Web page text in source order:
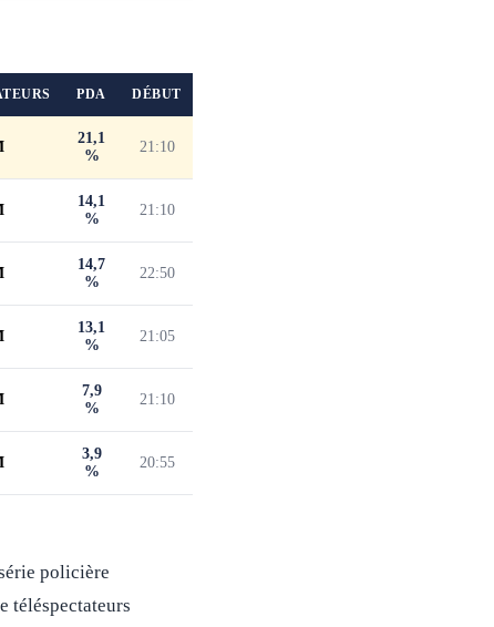
PDA DÉBUT
21,1
%
21:10
14,1
%
21:10
14,7
%
22:50
13,1
%
21:05
7,9
%
21:10
3,9
%
20:55
policière
téléspectateurs